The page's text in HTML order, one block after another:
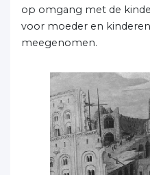
op omgang met de
voor moeder en
meegenomen.